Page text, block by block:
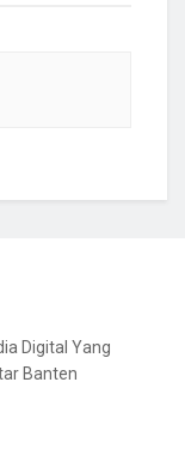
Digital Yang
Banten